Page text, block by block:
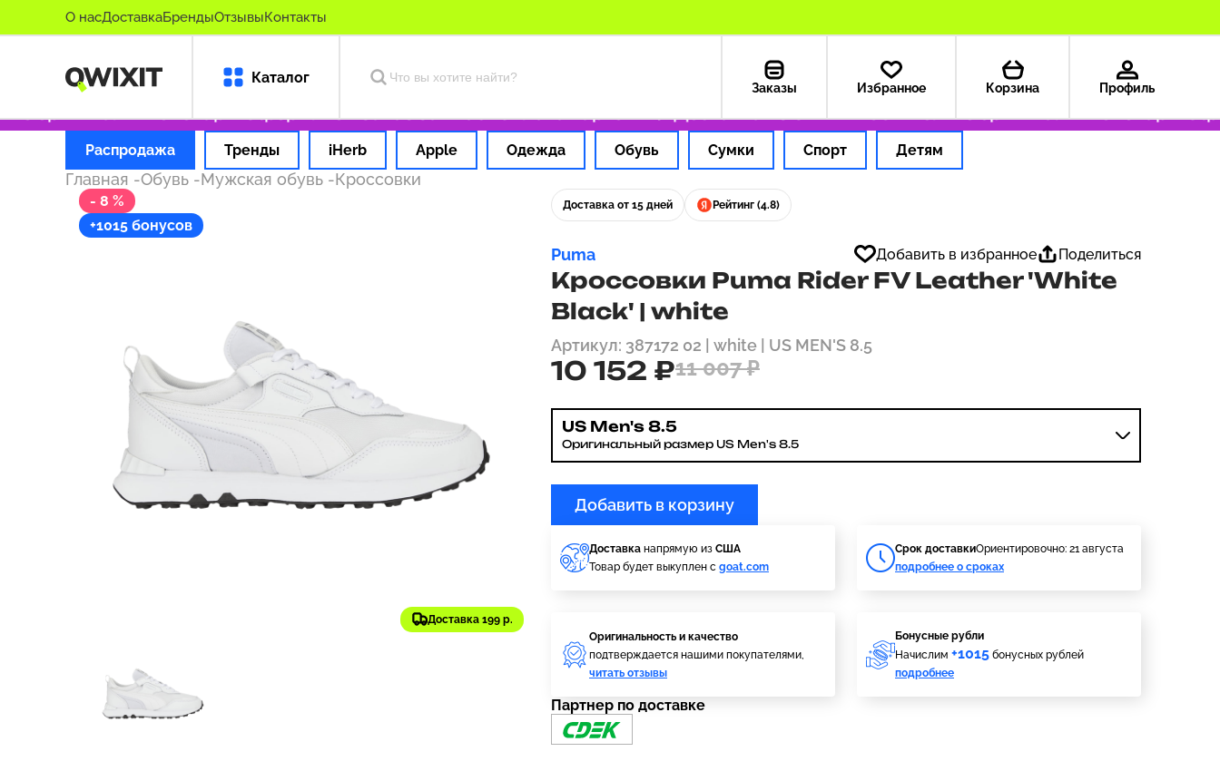
О насДоставкаБрендыОтзывыКонтакты
Каталог
Заказы Избранное Корзина Профиль
оригинальные товары Оформляем заказ за 1 час Оплата картой РФ Доставка из США — 199 ₽ Только оригинальные товары
Распродажа Тренды iHerb Apple Одежда Обувь Сумки Спорт Детям
Главная -Обувь -Мужская обувь -Кроссовки
- 8 %
+1015 бонусов
Доставка 199 р.
Доставка от 15 дней Рейтинг (4.8)
Puma Добавить в избранное Поделиться
Кроссовки Puma Rider FV Leather 'White
Black' | white
Артикул: 387172 02 | white | US MEN'S 8.5
10 152 ₽11 007 ₽
US Men's 8.5
Оригинальный размер US Men's 8.5
Добавить в корзину
Доставка напрямую из США
Товар будет выкуплен с goat.com
Cрок доставкиОриентировочно: 21 августа
подробнее о сроках
Оригинальность и качество
подтверждается нашими покупателями,
читать отзывы
Бонусные рубли
Начислим +1015 бонусных рублей
подробнее
Партнер по доставке